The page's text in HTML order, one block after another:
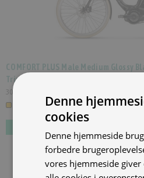
COMFORT PLUS Male Medium Glossy
Trinløs
30.998,00 kr.
1 på lagerDenne
cookies
Denne hjemmeside
forbedre
vores hjemmeside